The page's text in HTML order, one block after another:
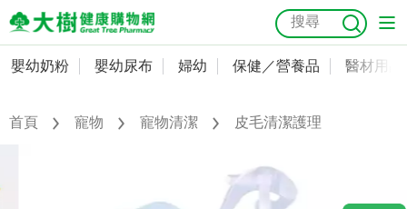
嬰幼奶粉
嬰幼尿布
抗菌 尿布 大樹獨家 益生菌 魚油 幼兒米餅
會員資料及密碼修改
常用收件人清單
嬰幼奶粉 嬰幼尿布 婦幼 保健／營養品 醫材用品
首頁 寵物 寵物清潔 皮毛清潔護理